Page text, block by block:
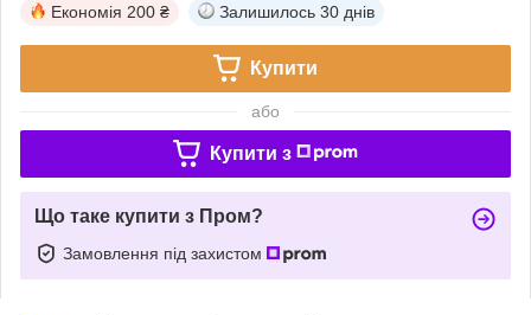
Економія 200 ₴ Залишилось 30 днів
Купити
або
Купити з
Що таке купити з Пром?
Замовлення під захистом